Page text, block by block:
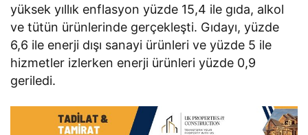
yüksek yıllık enflasyon yüzde 15,4 ile gıda, alkol
ve tütün ürünlerinde gerçekleşti. Gıdayı, yüzde
6,6 ile enerji dışı sanayi ürünleri ve yüzde 5 ile
hizmetler izlerken enerji ürünleri yüzde 0,9
geriledi.